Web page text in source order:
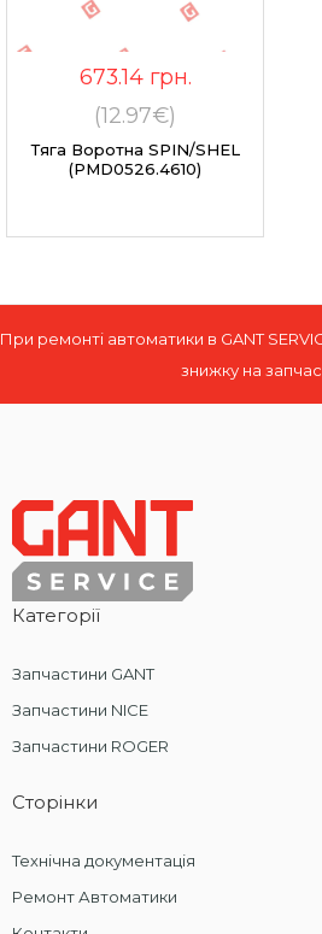
673.14 грн.
(12.97€)
Тяга Воротна SPIN/SHEL
(PMD0526.4610)
При ремонті автоматики в GANT
знижку на
Категорії
Запчастини GANT
Запчастини NICE
Запчастини ROGER
Сторінки
Технічна документація
Ремонт Автоматики